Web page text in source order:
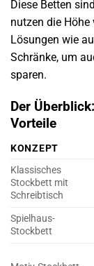
Diese Betten
nutzen die
Lösungen wie
Schränke, um
sparen.
Der
Vorteile
KONZEPT
Klassisches
Stockbett mit
Schreibtisch
Spielhaus-
Stockbett